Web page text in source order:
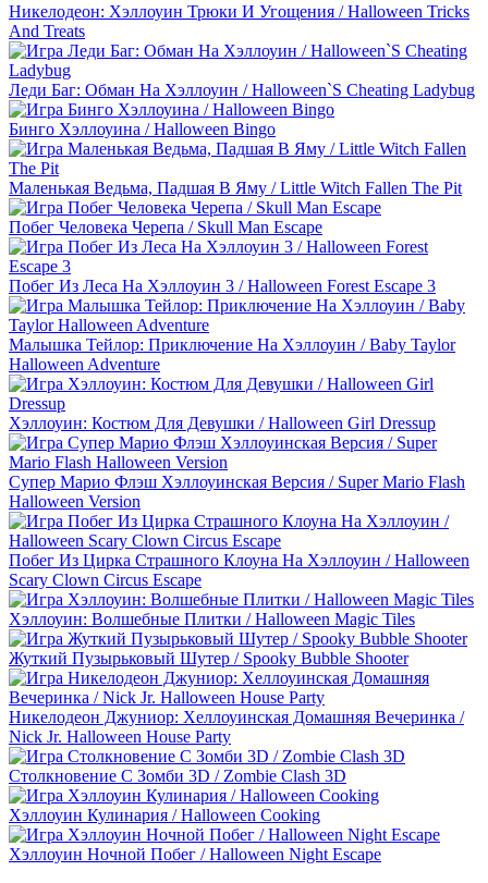
Никелодеон: Хэллоуин Трюки И Угощения / Halloween Tricks
And Treats
Леди Баг: Обман На Хэллоуин / Halloween`S Cheating Ladybug
Бинго Хэллоуина / Halloween Bingo
Маленькая Ведьма, Падшая В Яму / Little Witch Fallen The Pit
Побег Человека Черепа / Skull Man Escape
Побег Из Леса На Хэллоуин 3 / Halloween Forest Escape 3
Малышка Тейлор: Приключение На Хэллоуин / Baby Taylor
Halloween Adventure
Хэллоуин: Костюм Для Девушки / Halloween Girl Dressup
Супер Марио Флэш Хэллоуинская Версия / Super Mario Flash
Halloween Version
Побег Из Цирка Страшного Клоуна На Хэллоуин / Halloween
Scary Clown Circus Escape
Хэллоуин: Волшебные Плитки / Halloween Magic Tiles
Жуткий Пузырьковый Шутер / Spooky Bubble Shooter
Никелодеон Джуниор: Хеллоуинская Домашняя Вечеринка /
Nick Jr. Halloween House Party
Столкновение C Зомби 3D / Zombie Clash 3D
Хэллоуин Кулинария / Halloween Cooking
Хэллоуин Ночной Побег / Halloween Night Escape